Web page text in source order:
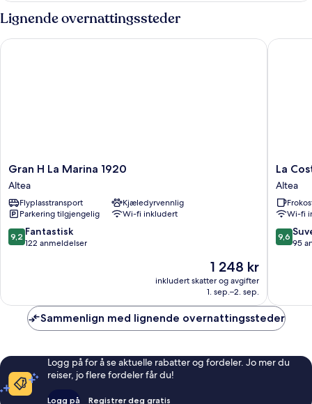
basic
Lignende overnattingssteder
Gran
H
La
Marina
1920
Altea
Gran H La Marina 1920
Altea
Flyplasstransport
Kjæledyrvennlig
Parkering tilgjengelig
Wi-fi inkludert
9.2
av
9,2 Fantastisk
122 anmeldelser
Prisen
1 248 kr
1 248 kr
inkludert skatter og avgifter
1. sep.–2. sep.
Gran H La Marina 1920
La
Costera
Hostal
del
Vino
Altea
La
Altea
Wi-fi
9.6
av
9,6
95
La
Sammenlign med lignende overnattingssteder
Logg på for å se aktuelle rabatter og fordeler. Jo mer du
reiser, jo flere fordeler får du!
Logg på Registrer deg gratis